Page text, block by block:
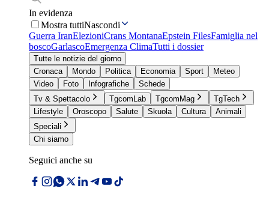
In evidenza
Mostra tuttiNascondi
Guerra IranElezioniCrans MontanaEpstein FilesFamiglia nel
boscoGarlascoEmergenza ClimaTutti i dossier
Tutte le notizie del giorno
Cronaca
Mondo Politica Economia Sport
Meteo
Video
Foto Infografiche
Schede
Tv & Spettacolo
TgcomLab TgcomMag
TgTech
Lifestyle
Oroscopo Salute Skuola Cultura
Animali
Speciali
Chi siamo
Seguici anche su